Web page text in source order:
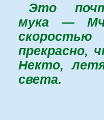
Это
мука —
прекрасно,
Некто,
света.